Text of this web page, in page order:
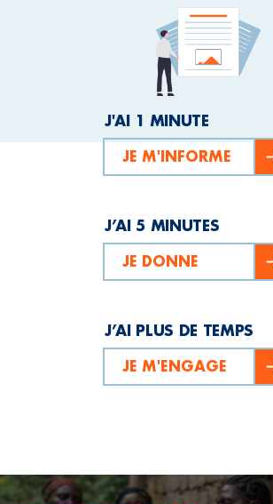
J'AI 1 MINUTE
JE M'INFORME
J’AI 5 MINUTES
JE DONNE
J’AI PLUS DE TEMPS
JE M'ENGAGE